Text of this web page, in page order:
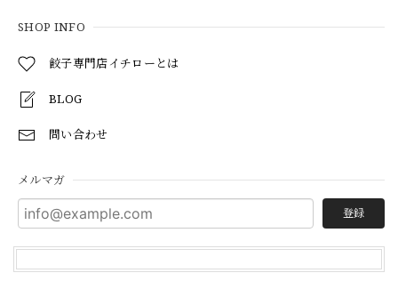
SHOP INFO
餃子専門店イチローとは
BLOG
問い合わせ
メルマガ
登録